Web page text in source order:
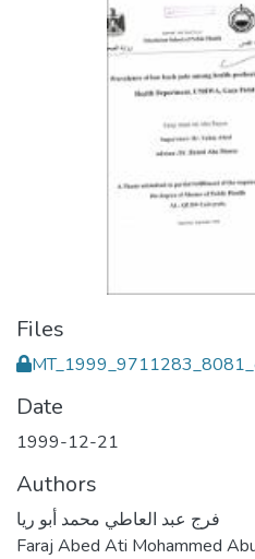
Files
Date
1999-12-21
Authors
فرج عبد العاطي محمد أبو ريا
Faraj Abed Ati Mohammed